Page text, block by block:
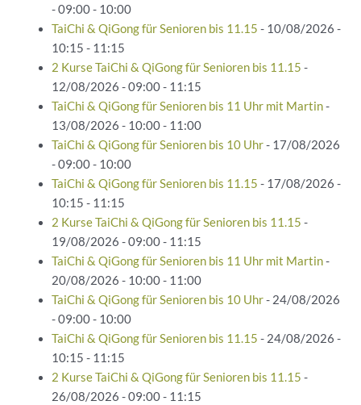
- 09:00 - 10:00
TaiChi & QiGong für Senioren bis 11.15 - 10/08/2026 -
10:15 - 11:15
2 Kurse TaiChi & QiGong für Senioren bis 11.15 -
12/08/2026 - 09:00 - 11:15
TaiChi & QiGong für Senioren bis 11 Uhr mit Martin-
13/08/2026 - 10:00 - 11:00
TaiChi & QiGong für Senioren bis 10 Uhr- 17/08/2026
- 09:00 - 10:00
TaiChi & QiGong für Senioren bis 11.15 - 17/08/2026 -
10:15 - 11:15
2 Kurse TaiChi & QiGong für Senioren bis 11.15 -
19/08/2026 - 09:00 - 11:15
TaiChi & QiGong für Senioren bis 11 Uhr mit Martin-
20/08/2026 - 10:00 - 11:00
TaiChi & QiGong für Senioren bis 10 Uhr- 24/08/2026
- 09:00 - 10:00
TaiChi & QiGong für Senioren bis 11.15 - 24/08/2026 -
10:15 - 11:15
2 Kurse TaiChi & QiGong für Senioren bis 11.15 -
26/08/2026 - 09:00 - 11:15